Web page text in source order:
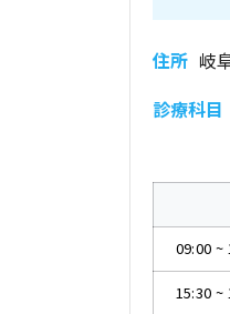
住所 岐
診療科目
09:00 ~
15:30 ~